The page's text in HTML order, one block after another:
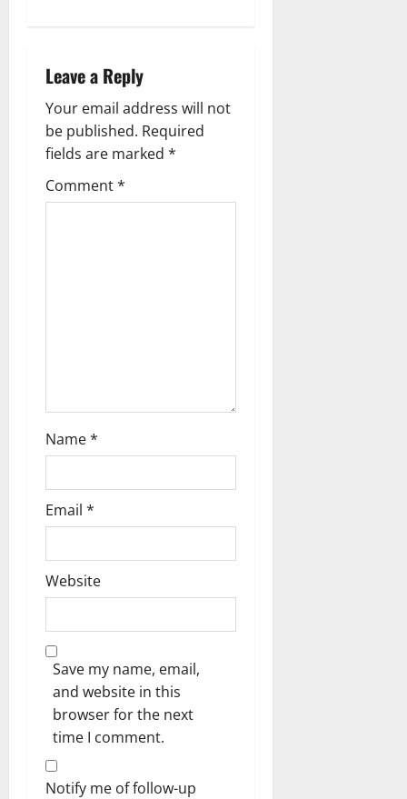
v
i
g
a
Leave a Reply
Your email address will not
be published. Required
fields are marked *
Comment*
Name*
Email *
Website
Save my name, email,
and website in this
browser for the next
time I comment.
Notify me of follow-up